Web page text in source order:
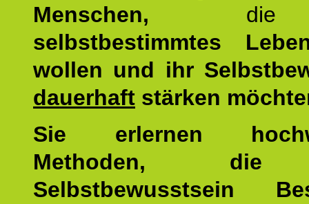
Menschen,
selbstbestimmtes
wollen und ihr
dauerhaft stärken
Sie erlernen
Methoden, die
Selbstbewusstsein